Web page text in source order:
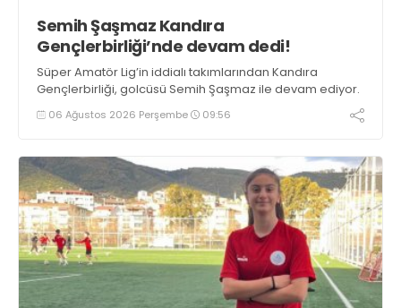
Semih Şaşmaz Kandıra
Gençlerbirliği’nde devam dedi!
Süper Amatör Lig’in iddialı takımlarından Kandıra
Gençlerbirliği, golcüsü Semih Şaşmaz ile devam ediyor.
06 Ağustos 2026 Perşembe 09:56